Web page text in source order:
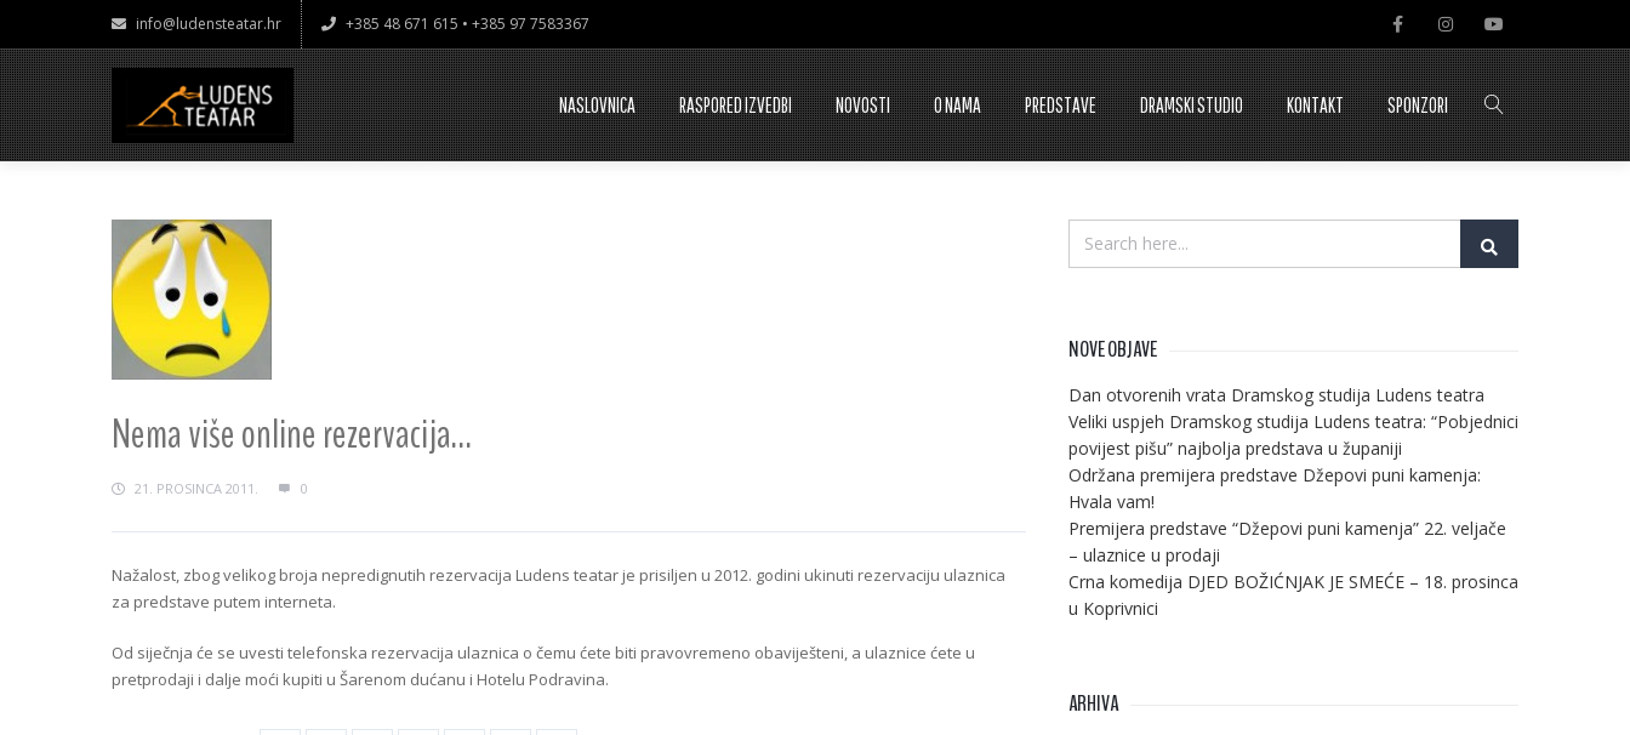
info@ludensteatar.hr +385 48 671 615 • +385 97 7583367
NASLOVNICA RASPORED IZVEDBI NOVOSTI O NAMA PREDSTAVE DRAMSKI STUDIO KONTAKT SPONZORI
Nema više online rezervacija…
21. PROSINCA 2011. 0
Nažalost, zbog velikog broja nepredignutih rezervacija Ludens teatar je prisiljen u 2012. godini ukinuti rezervaciju ulaznica
za predstave putem interneta.
Od siječnja će se uvesti telefonska rezervacija ulaznica o čemu ćete biti pravovremeno obaviješteni, a ulaznice ćete u
pretprodaji i dalje moći kupiti u Šarenom dućanu i Hotelu Podravina.
NOVE OBJAVE
Dan otvorenih vrata Dramskog studija Ludens teatra
Veliki uspjeh Dramskog studija Ludens teatra: “Pobjednici
povijest pišu” najbolja predstava u županiji
Održana premijera predstave Džepovi puni kamenja:
Hvala vam!
Premijera predstave “Džepovi puni kamenja” 22. veljače
– ulaznice u prodaji
Crna komedija DJED BOŽIĆNJAK JE SMEĆE – 18. prosinca
u Koprivnici
ARHIVA